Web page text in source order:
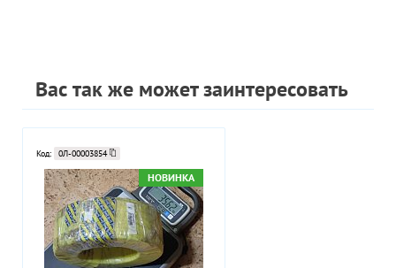
Вас так же может заинтересовать
Код: 0Л-00003854
НОВИНКА